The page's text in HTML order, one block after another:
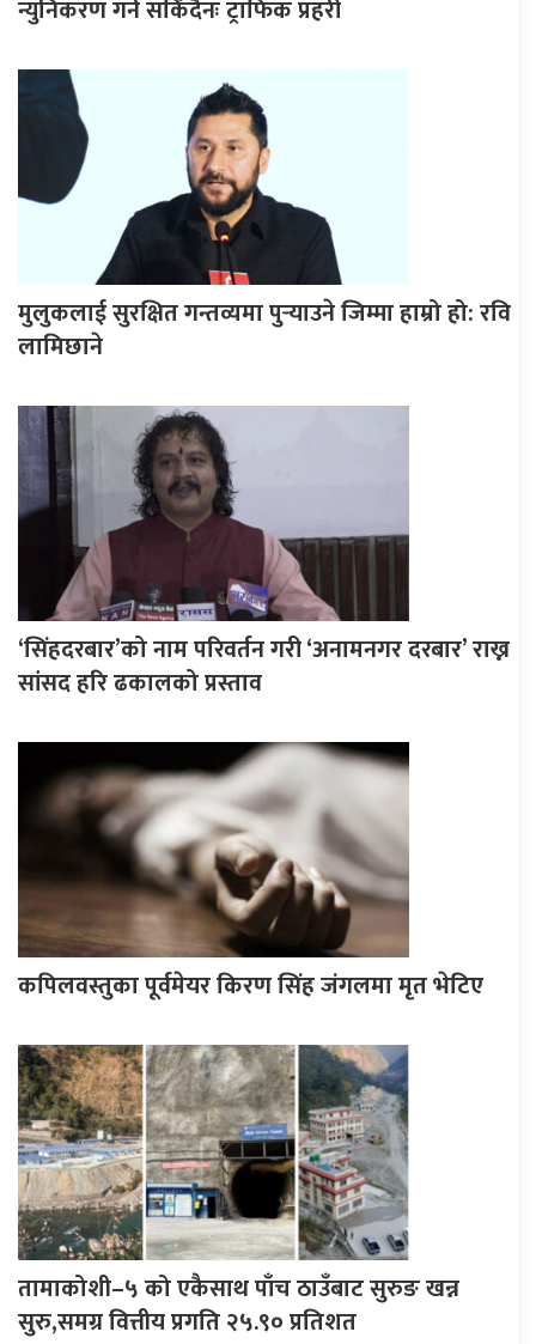
न्युनिकरण गर्न सकिँदैनः ट्राफिक प्रहरी
मुलुकलाई सुरक्षित गन्तव्यमा पुर्‍याउने जिम्मा हाम्रो हो: रवि
लामिछाने
‘सिंहदरबार’को नाम परिवर्तन गरी ‘अनामनगर दरबार’ राख्न
सांसद हरि ढकालको प्रस्ताव
कपिलवस्तुका पूर्वमेयर किरण सिंह जंगलमा मृत भेटिए
तामाकोशी–५ को एकैसाथ पाँच ठाउँबाट सुरुङ खन्न
सुरु,समग्र वित्तीय प्रगति २५.९० प्रतिशत